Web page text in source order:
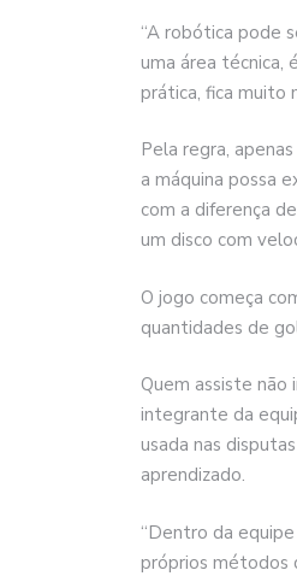
“A robótica pode
uma área técnica,
prática, fica muito
Pela regra,
a máquina possa
com a diferença
um disco com
O jogo começa
quantidades de
Quem assiste
integrante da
usada nas
aprendizado.
“Dentro da
próprios métodos